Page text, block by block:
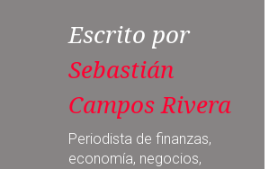
Escrito por
Sebastián
Campos Rivera
Periodista de finanzas,
economía, negocios,